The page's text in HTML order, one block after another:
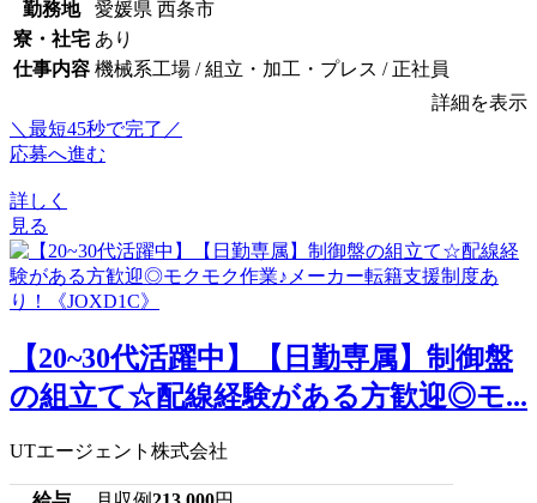
勤務地
愛媛県 西条市
寮・社宅 あり
仕事内容 機械系工場 / 組立・加工・プレス / 正社員
詳細を表示
＼最短45秒で完了／
応募へ進む
詳しく
見る
【20~30代活躍中】【日勤専属】制御盤
の組立て☆配線経験がある方歓迎◎モ...
UTエージェント株式会社